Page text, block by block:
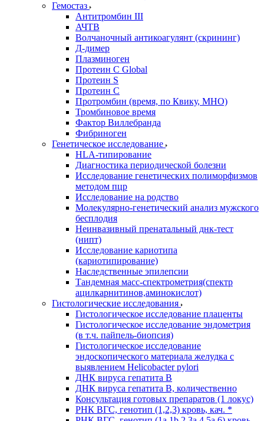
Гемостаз
Антитромбин III
АЧТВ
Волчаночный антикоагулянт (скрининг)
Д-димер
Плазминоген
Протеин C Global
Протеин S
Протеин С
Протромбин (время, по Квику, МНО)
Тромбиновое время
Фактор Виллебранда
Фибриноген
Генетическое исследование
HLA-типирование
Диагностика периодической болезни
Исследование генетических полиморфизмов
методом пцр
Исследование на родство
Молекулярно-генетический анализ мужского
бесплодия
Неинвазивный пренатальный днк-тест
(нипт)
Исследование кариотипа
(кариотипирование)
Наследственные эпилепсии
Тандемная масс-спектрометрия(спектр
ацилкарнитинов,аминокислот)
Гистологические исследования
Гистологическое исследование плаценты
Гистологическое исследование эндометрия
(в т.ч. пайпель-биопсия)
Гистологическое исследование
эндоскопического материала желудка с
выявлением Helicobacter pylori
ДНК вируса гепатита B
ДНК вируса гепатита B, количественно
Консультация готовых препаратов (1 локус)
РНК ВГC, генотип (1,2,3) кровь, кач. *